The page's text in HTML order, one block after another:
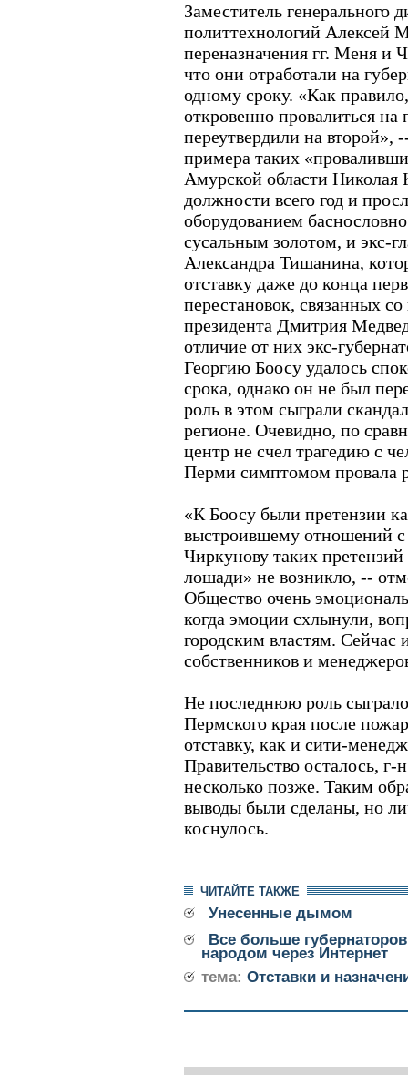
Заместитель генерального
политтехнологий Алексей
переназначения гг. Меня и
что они отработали на
одному сроку. «Как
откровенно провалиться на
переутвердили на второй»,
примера таких
Амурской области Николая
должности всего год и
оборудованием
сусальным золотом, и экс-
Александра Тишанина,
отставку даже до конца
перестановок, связанных
президента Дмитрия
отличие от них экс-
Георгию Боосу удалось
срока, однако он не был
роль в этом сыграли
регионе. Очевидно, по
центр не счел трагедию с
Перми симптомом провала
«К Боосу были претензии
выстроившему отношений
Чиркунову таких
лошади» не возникло, --
Общество очень
когда эмоции схлынули,
городским властям. Сейчас
собственников и
Не последнюю роль
Пермского края после
отставку, как и сити-
Правительство осталось,
несколько позже. Таким
выводы были сделаны, но
коснулось.
ЧИТАЙТЕ ТАКЖЕ
Унесенные дымом
Все больше
народом через Интернет
тема: Отставки и